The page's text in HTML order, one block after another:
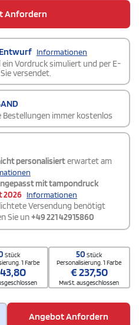
Anfordern
Informationen
Vordruck simuliert und per E-
versendet.
Bestellungen immer kostenlos
personalisierterwartet am
mit tampondruck
2026 Informationen
Versendung benötigt
Sie un+49 221 42915860
Stück
1 Farbe
50Stück
Personalisierung. 1 Farbe
€237,50
MwSt. ausgeschlossen
Angebot Anfordern